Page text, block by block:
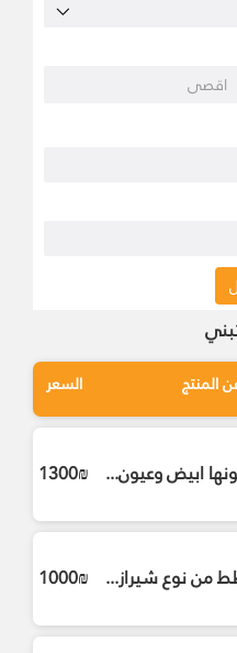
المنتج السعر
ابيض وعيون... 1300₪
من نوع شيراز... 1000₪